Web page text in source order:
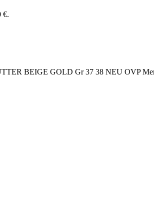
€.
BEIGE GOLD Gr 37 38 NEU OVP